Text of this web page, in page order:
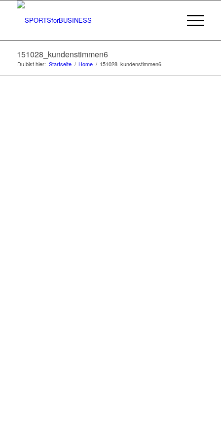
151028_kundenstimmen6
Du bist hier: Startseite / Home / 151028_kundenstimmen6